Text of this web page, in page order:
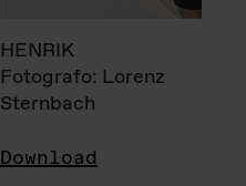
HENRIK
Fotografo: Lorenz
Sternbach
Download